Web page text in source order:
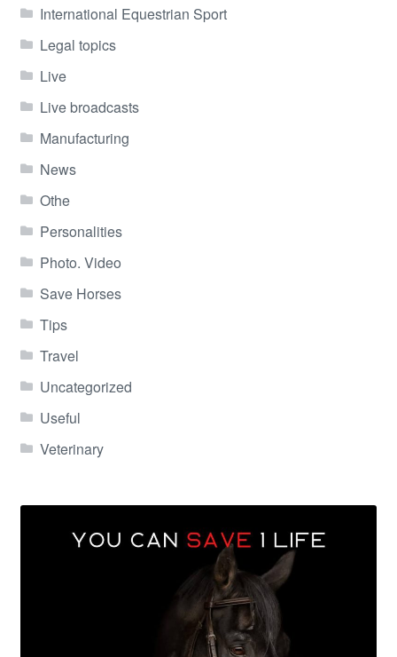
International Equestrian Sport
Legal topics
Live
Live broadcasts
Manufacturing
News
Othe
Personalities
Photo. Video
Save Horses
Tips
Travel
Uncategorized
Useful
Veterinary